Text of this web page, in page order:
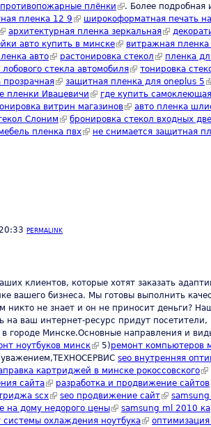
is external)
противопожарные плёнки (link is external)
. Более
пленка 12 9 (link is external)
широкоформатная печать
is external)
архитектурная пленка зеркальная(link is
авто купить в минске(link is external)
витражная пленка
авто(link is external)
растонировка стекол (link is
пленка
стекла автомобиля(link is external)
тонировка
прозрачная(link is external)
защитная пленка для oneplus 5
пленки Ивацевичи (link is external)
где купить
is external)витрин магазинов(link is external)
авто пленка
Слоним (link is external)
бронировка стекол входных
пленка пвх(link is external)
не снимается защитная
PERMALINK
клиентов, которые хотят заказать
вашего бизнеса. Мы готовы выполнить
никто не знает и он не приносит деньги?
на ваш интернет-ресурс придут
городе Минске.Основные направления и
ноутбуков минск(link is external)
5)ремонт компьютеров
seo внутренняя
is external)картриджей в минске рокоссовского
сайта(link is external)
разработка и продвижение сайтов
scx(link is external)
seo продвижение сайт(link is
на дому недорого цены(link is external)
samsung ml 2010
системы охлаждения ноутбука(link is external)